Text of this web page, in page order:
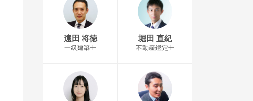
遠田 将徳
一級建築士
堀田 直紀
不動産鑑定士